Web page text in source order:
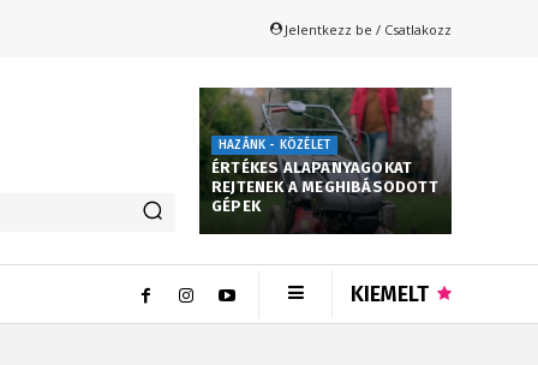
Jelentkezz be / Csatlakozz
HAZÁNK - KÖZÉLET
ÉRTÉKES ALAPANYAGOKAT
REJTENEK A MEGHIBÁSODOTT
GÉPEK
KIEMELT